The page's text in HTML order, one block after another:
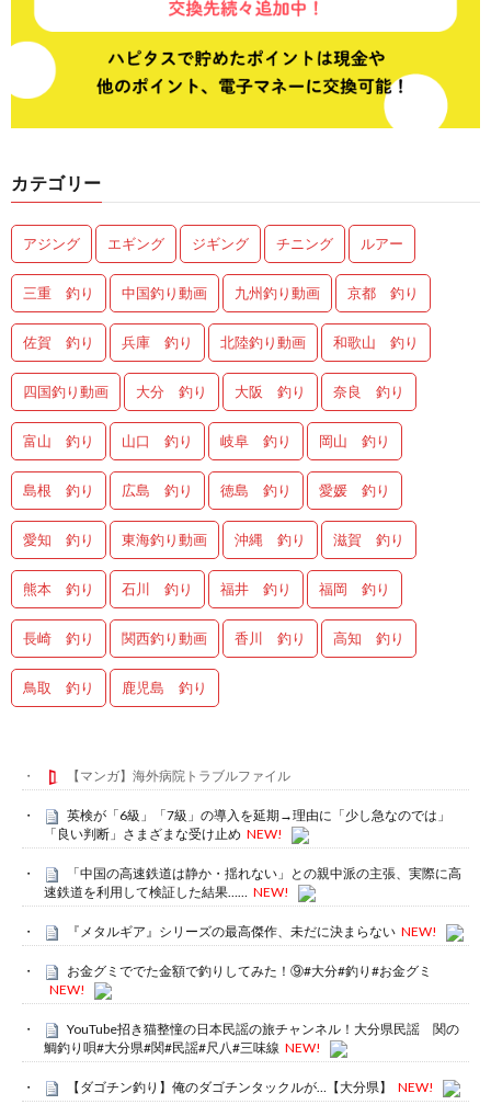
カテゴリー
アジング エギング ジギング チニング ルアー
三重 釣り 中国釣り動画 九州釣り動画 京都 釣り
佐賀 釣り 兵庫 釣り 北陸釣り動画 和歌山 釣り
四国釣り動画 大分 釣り 大阪 釣り 奈良 釣り
富山 釣り 山口 釣り 岐阜 釣り 岡山 釣り
島根 釣り 広島 釣り 徳島 釣り 愛媛 釣り
愛知 釣り 東海釣り動画 沖縄 釣り 滋賀 釣り
熊本 釣り 石川 釣り 福井 釣り 福岡 釣り
長崎 釣り 関西釣り動画 香川 釣り 高知 釣り
鳥取 釣り 鹿児島 釣り
【マンガ】海外病院トラブルファイル
英検が「6級」「7級」の導入を延期→理由に「少し急なのでは」
「良い判断」さまざまな受け止め NEW!
「中国の高速鉄道は静か・揺れない」との親中派の主張、実際に高
速鉄道を利用して検証した結果…… NEW!
『メタルギア』シリーズの最高傑作、未だに決まらない NEW!
お金グミででた金額で釣りしてみた！⑨#大分#釣り#お金グミ
NEW!
YouTube招き猫整憧の日本民謡の旅チャンネル！大分県民謡 関の
鯛釣り唄#大分県#関#民謡#尺八#三味線 NEW!
【ダゴチン釣り】俺のダゴチンタックルが…【大分県】 NEW!